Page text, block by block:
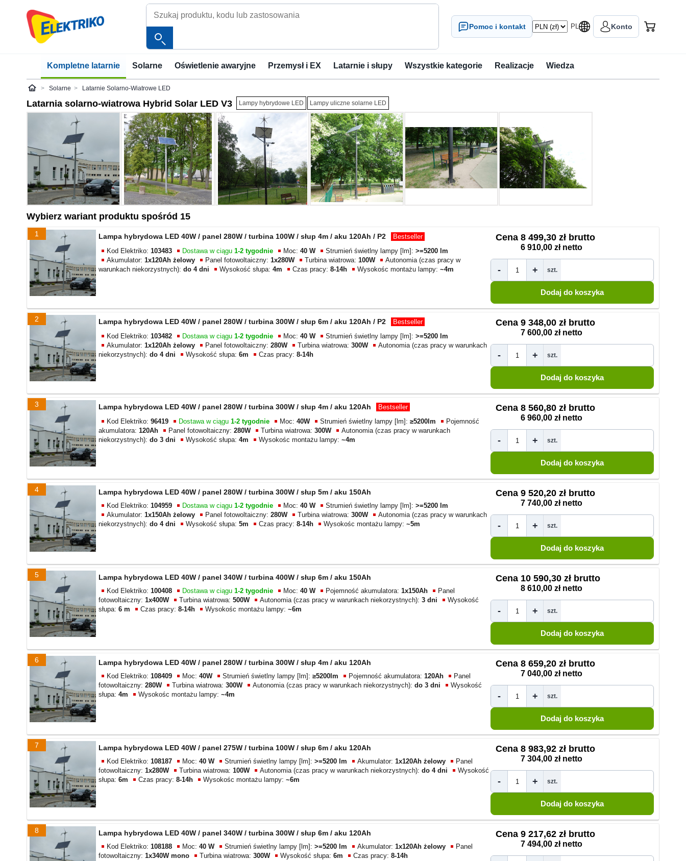
Pomoc i kontakt PL Konto
Kompletne latarnie Solarne Oświetlenie awaryjne Przemysł i EX Latarnie i słupy Wszystkie kategorie Realizacje Wiedza
ElektrikoSolarne Latarnie Solarno-Wiatrowe LED
Latarnia solarno-wiatrowa Hybrid Solar LED V3 Lampy hybrydowe LED Lampy uliczne solarne LED
Wybierz wariant produktu spośród 15
1 Lampa hybrydowa LED 40W / panel 280W / turbina 100W / słup 4m / aku 120Ah / P2
Bestseller
Kod Elektriko: 103483 Dostawa w ciągu 1-2 tygodnie Moc: 40 W Strumień świetlny lampy [lm]: >=5200 lm
Akumulator: 1x120Ah żelowy Panel fotowoltaiczny: 1x280W Turbina wiatrowa: 100W
Autonomia (czas pracy w
warunkach niekorzystnych): do 4 dni Wysokość słupa: 4m Czas pracy: 8-14h Wysokośc montażu lampy: ~4m
Cena 8 499,30 zł brutto
6 910,00 zł netto
- + szt.
2 Lampa hybrydowa LED 40W / panel 280W / turbina 300W / słup 6m / aku 120Ah / P2
Bestseller
Kod Elektriko: 103482 Dostawa w ciągu 1-2 tygodnie Moc: 40 W Strumień świetlny lampy [lm]: >=5200 lm
Akumulator: 1x120Ah żelowy Panel fotowoltaiczny: 280W Turbina wiatrowa: 300W
Autonomia (czas pracy w warunkach
niekorzystnych): do 4 dni Wysokość słupa: 6m Czas pracy: 8-14h
Cena 9 348,00 zł brutto
7 600,00 zł netto
- + szt.
3 Lampa hybrydowa LED 40W / panel 280W / turbina 300W / słup 4m / aku 120Ah
Bestseller
Kod Elektriko: 96419 Dostawa w ciągu 1-2 tygodnie Moc: 40W Strumień świetlny lampy [lm]: ≥5200lm
Pojemność
akumulatora: 120Ah Panel fotowoltaiczny: 280W Turbina wiatrowa: 300W
Autonomia (czas pracy w warunkach
niekorzystnych): do 3 dni Wysokość słupa: 4m Wysokośc montażu lampy: ~4m
Cena 8 560,80 zł brutto
6 960,00 zł netto
- + szt.
4 Lampa hybrydowa LED 40W / panel 280W / turbina 300W / słup 5m / aku 150Ah
Kod Elektriko: 104959 Dostawa w ciągu 1-2 tygodnie Moc: 40 W Strumień świetlny lampy [lm]: >=5200 lm
Akumulator: 1x150Ah żelowy Panel fotowoltaiczny: 280W Turbina wiatrowa: 300W
Autonomia (czas pracy w warunkach
niekorzystnych): do 4 dni Wysokość słupa: 5m Czas pracy: 8-14h Wysokośc montażu lampy: ~5m
Cena 9 520,20 zł brutto
7 740,00 zł netto
- + szt.
5 Lampa hybrydowa LED 40W / panel 340W / turbina 400W / słup 6m / aku 150Ah
Kod Elektriko: 100408 Dostawa w ciągu 1-2 tygodnie Moc: 40 W Pojemność akumulatora: 1x150Ah
Panel
fotowoltaiczny: 1x400W Turbina wiatrowa: 500W Autonomia (czas pracy w warunkach niekorzystnych): 3 dni
Wysokość
słupa: 6 m Czas pracy: 8-14h Wysokośc montażu lampy: ~6m
Cena 10 590,30 zł brutto
8 610,00 zł netto
- + szt.
6 Lampa hybrydowa LED 40W / panel 280W / turbina 300W / słup 4m / aku 120Ah
Kod Elektriko: 108409 Moc: 40W Strumień świetlny lampy [lm]: ≥5200lm Pojemność akumulatora: 120Ah
Panel
fotowoltaiczny: 280W Turbina wiatrowa: 300W Autonomia (czas pracy w warunkach niekorzystnych): do 3 dni
Wysokość
słupa: 4m Wysokośc montażu lampy: ~4m
Cena 8 659,20 zł brutto
7 040,00 zł netto
- + szt.
7 Lampa hybrydowa LED 40W / panel 275W / turbina 100W / słup 6m / aku 120Ah
Kod Elektriko: 108187 Moc: 40 W Strumień świetlny lampy [lm]: >=5200 lm Akumulator: 1x120Ah żelowy
Panel
fotowoltaiczny: 1x280W Turbina wiatrowa: 100W Autonomia (czas pracy w warunkach niekorzystnych): do 4 dni
Wysokość
słupa: 6m Czas pracy: 8-14h Wysokośc montażu lampy: ~6m
Cena 8 983,92 zł brutto
7 304,00 zł netto
- + szt.
8 Lampa hybrydowa LED 40W / panel 340W / turbina 300W / słup 6m / aku 120Ah
Kod Elektriko: 108188 Moc: 40 W Strumień świetlny lampy [lm]: >=5200 lm Akumulator: 1x120Ah żelowy
Panel
fotowoltaiczny: 1x340W mono Turbina wiatrowa: 300W Wysokość słupa: 6m Czas pracy: 8-14h
Cena 9 217,62 zł brutto
7 494,00 zł netto